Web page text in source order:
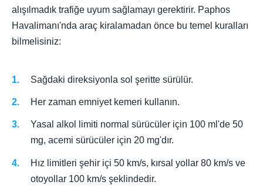
alışılmadık trafiğe uyum sağlamayı gerektirir. Paphos
Havalimanı'nda araç kiralamadan önce bu temel kuralları
bilmelisiniz:
Sağdaki direksiyonla sol şeritte sürülür.
Her zaman emniyet kemeri kullanın.
Yasal alkol limiti normal sürücüler için 100 ml'de 50
mg, acemi sürücüler için 20 mg'dır.
Hız limitleri şehir içi 50 km/s, kırsal yollar 80 km/s ve
otoyollar 100 km/s şeklindedir.